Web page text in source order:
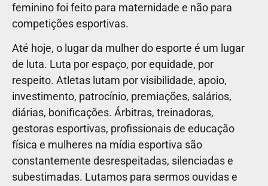
feminino foi feito para maternidade e não para
competições esportivas.
Até hoje, o lugar da mulher do esporte é um lugar
de luta. Luta por espaço, por equidade, por
respeito. Atletas lutam por visibilidade, apoio,
investimento, patrocínio, premiações, salários,
diárias, bonificações. Árbitras, treinadoras,
gestoras esportivas, profissionais de educação
física e mulheres na mídia esportiva são
constantemente desrespeitadas, silenciadas e
subestimadas. Lutamos para sermos ouvidas e